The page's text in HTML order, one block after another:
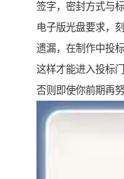
签字，密封方式与
电子版光盘要求，
遗漏，在制作中投
这样才能进入投标
否则即使你前期再